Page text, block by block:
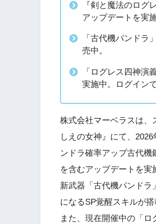
『剣と魔法のログ
アップデートを実施
「古代機パンドラ
売中。
「ログレス四神演
実施中。ログイン
株式会社マーベラスは、
しえの女神』にて、
ンドラ確率アップ古代
を含むアップデートを実
新武器「古代機パンド
になるSP覚醒スキルが搭
また、現在開催中の「